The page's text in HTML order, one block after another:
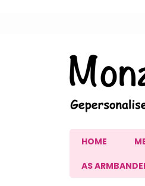
inhoud
HOME
AS